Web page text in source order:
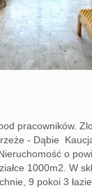
pracowników.
- Dąbie
o
1000m2. W
9 pokoi 3